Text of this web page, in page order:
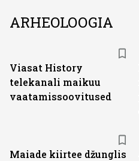
ARHEOLOOGIA
Viasat History
telekanali maikuu
vaatamissoovitused
Maiade kiirtee džunglis